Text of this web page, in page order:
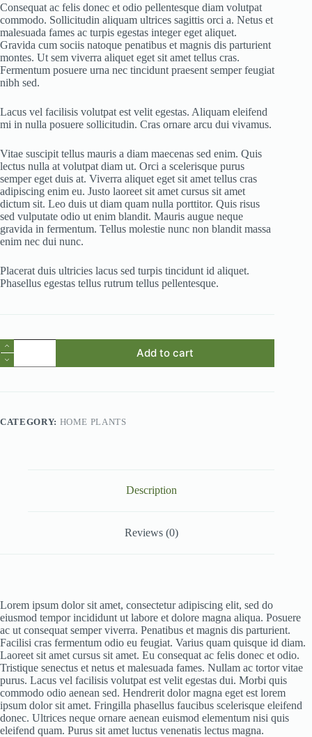
Consequat ac felis donec et odio pellentesque diam volutpat
commodo. Sollicitudin aliquam ultrices sagittis orci a. Netus et
malesuada fames ac turpis egestas integer eget aliquet.
Gravida cum sociis natoque penatibus et magnis dis parturient
montes. Ut sem viverra aliquet eget sit amet tellus cras.
Fermentum posuere urna nec tincidunt praesent semper feugiat
nibh sed.
Lacus vel facilisis volutpat est velit egestas. Aliquam eleifend
mi in nulla posuere sollicitudin. Cras ornare arcu dui vivamus.
Vitae suscipit tellus mauris a diam maecenas sed enim. Quis
lectus nulla at volutpat diam ut. Orci a scelerisque purus
semper eget duis at. Viverra aliquet eget sit amet tellus cras
adipiscing enim eu. Justo laoreet sit amet cursus sit amet
dictum sit. Leo duis ut diam quam nulla porttitor. Quis risus
sed vulputate odio ut enim blandit. Mauris augue neque
gravida in fermentum. Tellus molestie nunc non blandit massa
enim nec dui nunc.
Placerat duis ultricies lacus sed turpis tincidunt id aliquet.
Phasellus egestas tellus rutrum tellus pellentesque.
Sollicitudin
Aliquam
quantity
Add to cart
CATEGORY: HOME PLANTS
Description
Reviews (0)
Lorem ipsum dolor sit amet, consectetur adipiscing elit, sed do
eiusmod tempor incididunt ut labore et dolore magna aliqua. Posuere
ac ut consequat semper viverra. Penatibus et magnis dis parturient.
Facilisi cras fermentum odio eu feugiat. Varius quam quisque id diam.
Laoreet sit amet cursus sit amet. Eu consequat ac felis donec et odio.
Tristique senectus et netus et malesuada fames. Nullam ac tortor vitae
purus. Lacus vel facilisis volutpat est velit egestas dui. Morbi quis
commodo odio aenean sed. Hendrerit dolor magna eget est lorem
ipsum dolor sit amet. Fringilla phasellus faucibus scelerisque eleifend
donec. Ultrices neque ornare aenean euismod elementum nisi quis
eleifend quam. Purus sit amet luctus venenatis lectus magna.